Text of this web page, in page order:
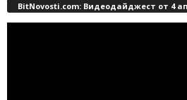
BitNovosti.com: Видеодайджест от 4